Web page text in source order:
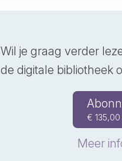
Wil je graag verder
de digitale bibliotheek
€ 135,00
Meer